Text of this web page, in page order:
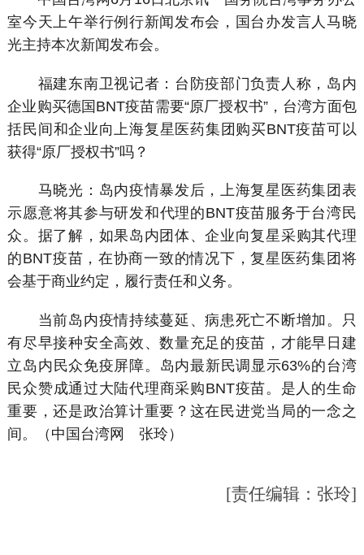
室今天上午举行例行新闻发布会，国台办发言人马晓
光主持本次新闻发布会。
福建东南卫视记者：台防疫部门负责人称，岛内
企业购买德国BNT疫苗需要“原厂授权书”，台湾方面包
括民间和企业向上海复星医药集团购买BNT疫苗可以
获得“原厂授权书”吗？
马晓光：岛内疫情暴发后，上海复星医药集团表
示愿意将其参与研发和代理的BNT疫苗服务于台湾民
众。据了解，如果岛内团体、企业向复星采购其代理
的BNT疫苗，在协商一致的情况下，复星医药集团将
会基于商业约定，履行责任和义务。
当前岛内疫情持续蔓延、病患死亡不断增加。只
有尽早接种安全高效、数量充足的疫苗，才能早日建
立岛内民众免疫屏障。岛内最新民调显示63%的台湾
民众赞成通过大陆代理商采购BNT疫苗。是人的生命
重要，还是政治算计重要？这在民进党当局的一念之
间。（中国台湾网 张玲）
[责任编辑：张玲]